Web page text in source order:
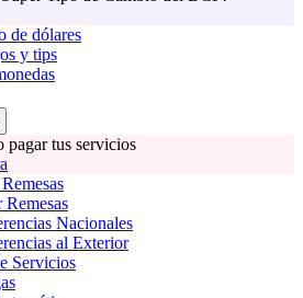
de dólares
y tips
pagar tus servicios
Nacionales
al Exterior
Servicios